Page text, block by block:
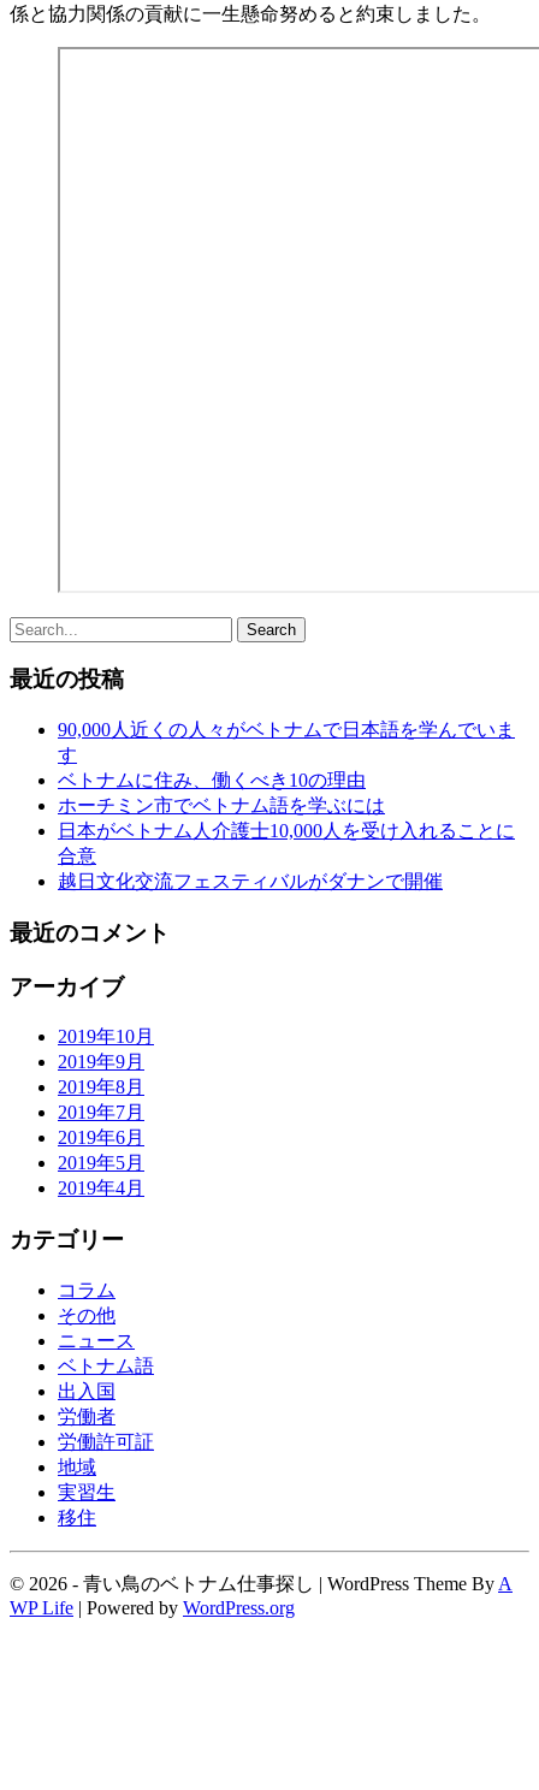
係と協力関係の貢献に一生懸命努めると約束しました。
最近の投稿
90,000人近くの人々がベトナムで日本語を学んでいま
す
ベトナムに住み、働くべき10の理由
ホーチミン市でベトナム語を学ぶには
日本がベトナム人介護士10,000人を受け入れることに
合意
越日文化交流フェスティバルがダナンで開催
最近のコメント
アーカイブ
2019年10月
2019年9月
2019年8月
2019年7月
2019年6月
2019年5月
2019年4月
カテゴリー
コラム
その他
ニュース
ベトナム語
出入国
労働者
労働許可証
地域
実習生
移住
© 2026 - 青い鳥のベトナム仕事探し | WordPress Theme By A
WP Life | Powered by WordPress.org